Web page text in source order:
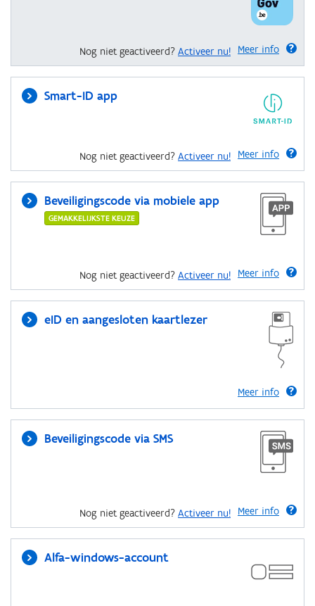
Meer info
Nog niet geactiveerd? Activeer nu!
Smart-ID app
Meer info
Nog niet geactiveerd? Activeer nu!
Beveiligingscode via mobiele app
GEMAKKELIJKSTE KEUZE
Meer info
Nog niet geactiveerd? Activeer nu!
eID en aangesloten kaartlezer
Meer info
Beveiligingscode via SMS
Meer info
Nog niet geactiveerd? Activeer nu!
Alfa-windows-account